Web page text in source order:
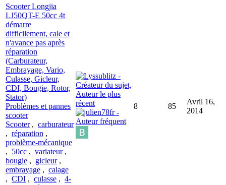
Scooter Longjia
LJ50QT-E 50cc 4t
démarre
difficilement, cale et
n'avance pas après
réparation
(Carburateur,
Embrayage, Vario,
Culasse, Gicleur,
CDI, Bougie, Rotor,
Stator)
Problèmes et pannes
scooter
Scooter, carburateur
, réparation ,
problème-mécanique
, 50cc , variateur,
bougie , gicleur,
embrayage , calage
, CDI , culasse , 4-
8 85
Avril 16,
2014